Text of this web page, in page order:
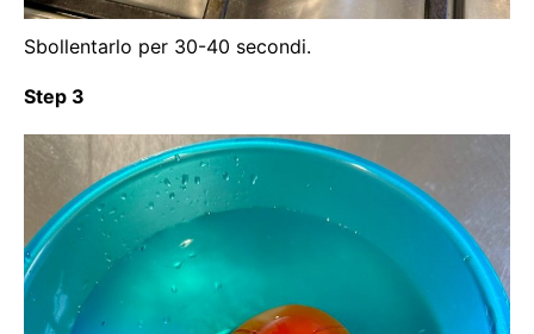
Sbollentarlo per 30-40 secondi.
Step 3